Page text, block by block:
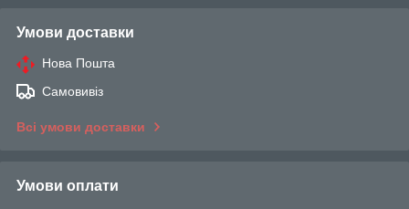
Умови доставки
Нова Пошта
Самовивіз
Всі умови доставки
Умови оплати